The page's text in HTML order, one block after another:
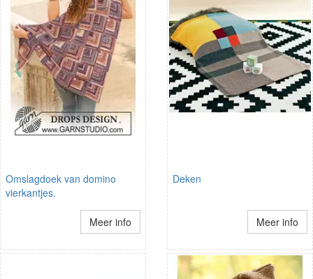
Omslagdoek van domino
vierkantjes.
Meer info
Deken
Meer info